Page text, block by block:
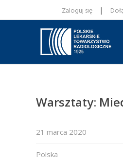
Zaloguj się |
Warsztaty:
21 marca 2020
Polska